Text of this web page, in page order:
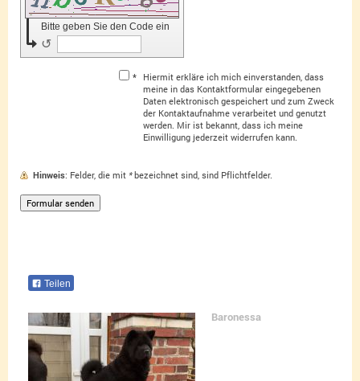
Bitte geben Sie den Code ein
↺
* Hiermit erkläre ich mich einverstanden, dass
meine in das Kontaktformular eingegebenen
Daten elektronisch gespeichert und zum Zweck
der Kontaktaufnahme verarbeitet und genutzt
werden. Mir ist bekannt, dass ich meine
Einwilligung jederzeit widerrufen kann.
Hinweis : Felder, die mit *bezeichnet sind, sind Pflichtfelder.
Teilen
Baronessa